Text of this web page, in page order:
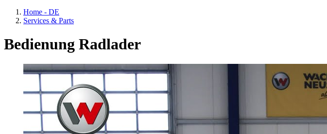
Home - DE
Services & Parts
Bedienung Radlader